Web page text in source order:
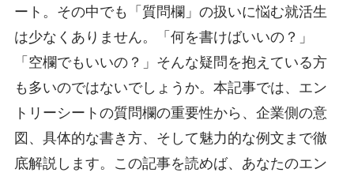
ート。その中でも「質問欄」の扱いに悩む就活生
は少なくありません。「何を書けばいいの？」
「空欄でもいいの？」そんな疑問を抱えている方
も多いのではないでしょうか。本記事では、エン
トリーシートの質問欄の重要性から、企業側の意
図、具体的な書き方、そして魅力的な例文まで徹
底解説します。この記事を読めば、あなたのエン